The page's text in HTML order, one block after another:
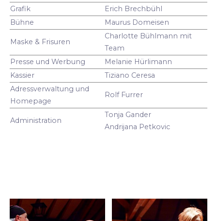
Grafik
Erich Brechbühl
Bühne
Maurus Domeisen
Maske & Frisuren
Charlotte Bühlmann mit
Team
Presse und Werbung
Melanie Hürlimann
Kassier
Tiziano Ceresa
Adressverwaltung und
Homepage
Rolf Furrer
Administration
Tonja Gander
Andrijana Petkovic